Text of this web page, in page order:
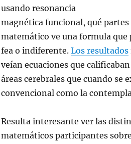
usando resonancia
magnética funcional, qué
matemático ve una formula
fea o indiferente. Los resultados
veían ecuaciones que
áreas cerebrales que cuando se
convencional como la
Resulta interesante ver las
matemáticos participantes